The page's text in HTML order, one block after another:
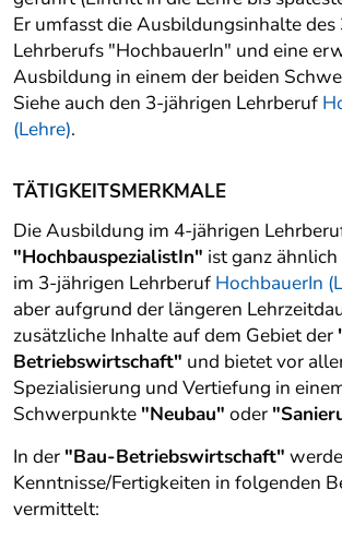
Er umfasst die Ausbildungsinhalte des
Lehrberufs "HochbauerIn" und eine
Ausbildung in einem der beiden
Siehe auch den 3-jährigen Lehrberuf
(Lehre).
TÄTIGKEITSMERKMALE
Die Ausbildung im 4-jährigen
"HochbauspezialistIn" ist ganz
im 3-jährigen Lehrberuf HochbauerIn
aber aufgrund der längeren
zusätzliche Inhalte auf dem Gebiet der
Betriebswirtschaft" und bietet vor
Spezialisierung und Vertiefung in
Schwerpunkte "Neubau" oder
In der "Bau-Betriebswirtschaft"
Kenntnisse/Fertigkeiten in folgenden
vermittelt: